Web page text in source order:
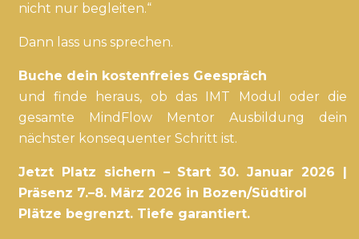
nicht nur begleiten.“
Dann lass uns sprechen.
Buche dein kostenfreies Geespräch
und finde heraus, ob das IMT Modul oder die
gesamte MindFlow Mentor Ausbildung dein
nächster konsequenter Schritt ist.
Jetzt Platz sichern – Start 30. Januar 2026 |
Präsenz 7.–8. März 2026 in Bozen/Südtirol
Plätze begrenzt. Tiefe garantiert.